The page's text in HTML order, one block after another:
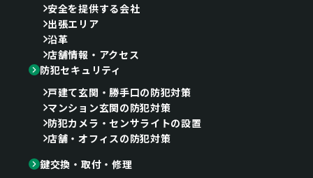
安全を提供する会社
出張エリア
沿革
店舗情報・アクセス
防犯セキュリティ
戸建て玄関・勝手口の防犯対策
マンション玄関の防犯対策
防犯カメラ・センサライトの設置
店舗・オフィスの防犯対策
鍵交換・取付・修理